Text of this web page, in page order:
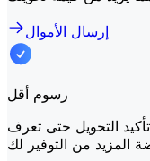
إرسال الأموال
رسوم أقل
التحويل حتى تعرف